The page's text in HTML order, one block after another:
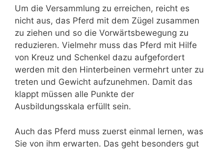
Um die Versammlung zu erreichen, reicht es
nicht aus, das Pferd mit dem Zügel zusammen
zu ziehen und so die Vorwärtsbewegung zu
reduzieren. Vielmehr muss das Pferd mit Hilfe
von Kreuz und Schenkel dazu aufgefordert
werden mit den Hinterbeinen vermehrt unter zu
treten und Gewicht aufzunehmen. Damit das
klappt müssen alle Punkte der
Ausbildungsskala erfüllt sein.
Auch das Pferd muss zuerst einmal lernen, was
Sie von ihm erwarten. Das geht besonders gut